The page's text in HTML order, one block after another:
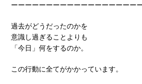
ーーーーーーーーーーーーーーーーーー
過去がどうだったのかを
意識し過ぎることよりも
「今日」何をするのか。
この行動に全てがかかっています。